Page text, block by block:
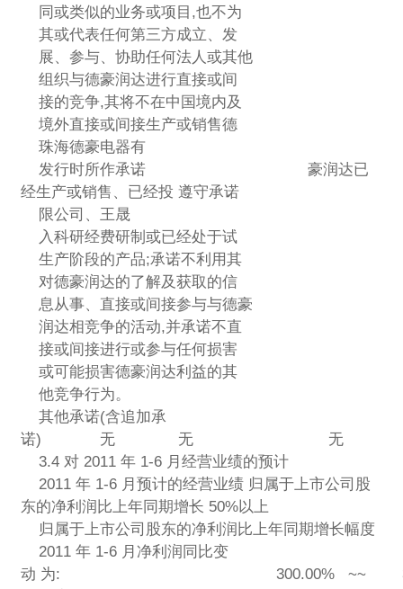
同或类似的业务或项目,也不为
其或代表任何第三方成立、发
展、参与、协助任何法人或其他
组织与德豪润达进行直接或间
接的竞争,其将不在中国境内及
境外直接或间接生产或销售德
珠海德豪电器有
发行时所作承诺 豪润达已
经生产或销售、已经投 遵守承诺
限公司、王晟
入科研经费研制或已经处于试
生产阶段的产品;承诺不利用其
对德豪润达的了解及获取的信
息从事、直接或间接参与与德豪
润达相竞争的活动,并承诺不直
接或间接进行或参与任何损害
或可能损害德豪润达利益的其
他竞争行为。
其他承诺(含追加承
诺) 无 无 无
3.4 对 2011 年 1-6 月经营业绩的预计
2011 年 1-6 月预计的经营业绩 归属于上市公司股
东的净利润比上年同期增长 50%以上
归属于上市公司股东的净利润比上年同期增长幅度
2011 年 1-6 月净利润同比变
动 为: 300.00% ~~